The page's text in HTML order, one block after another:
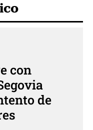
con
de